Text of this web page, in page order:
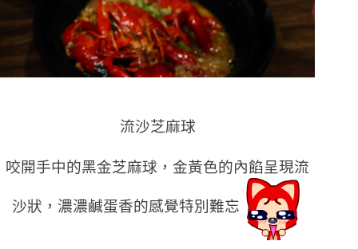
流沙芝麻球
咬開手中的黑金芝麻球，金黃色的內餡呈現流
沙狀，濃濃鹹蛋香的感覺特別難忘